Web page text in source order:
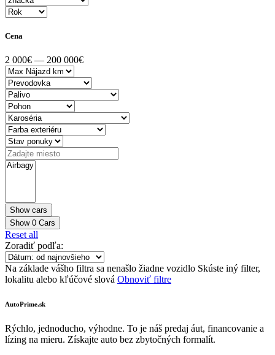
Cena
2 000€ — 200 000€
Show 0 Cars
Reset all
Zoradiť podľa:
Na základe vášho filtra sa nenašlo žiadne vozidlo Skúste iný filter,
lokalitu alebo kľúčové slová Obnoviť filtre
AutoPrime.sk
Rýchlo, jednoducho, výhodne. To je náš predaj áut, financovanie a
lízing na mieru. Získajte auto bez zbytočných formalít.